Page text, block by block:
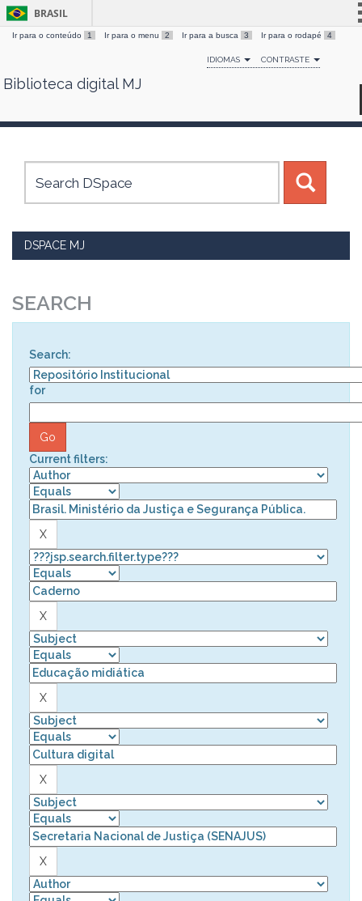
Skip
BRASIL
Simplifique!
Comunica BR
Canais
Ir para o conteúdo 1 Ir para o menu 2 Ir para a busca 3 Ir para o rodapé 4
IDIOMAS CONTRASTE
Biblioteca digital MJ
DSPACE MJ
SEARCH
Search:
for
Current filters: